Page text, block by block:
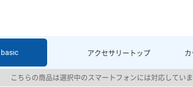
アクセサリー トップ
basic
こちらの商品は選択中のスマートフォンには対応していま